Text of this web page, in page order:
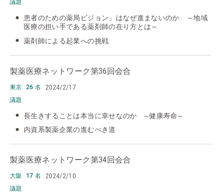
議題
患者のための薬局ビジョン」はなぜ進まないのか ～地域
医療の担い手である薬剤師の在り方とは～
薬剤師による起業への挑戦
製薬医療ネットワーク 第36回会合
東京 26 名 2024/2/17
議題
長生きすることは本当に幸せなのか ~健康寿命~
内資系製薬企業の進むべき道
製薬医療ネットワーク 第34回会合
大阪 17 名 2024/2/10
議題